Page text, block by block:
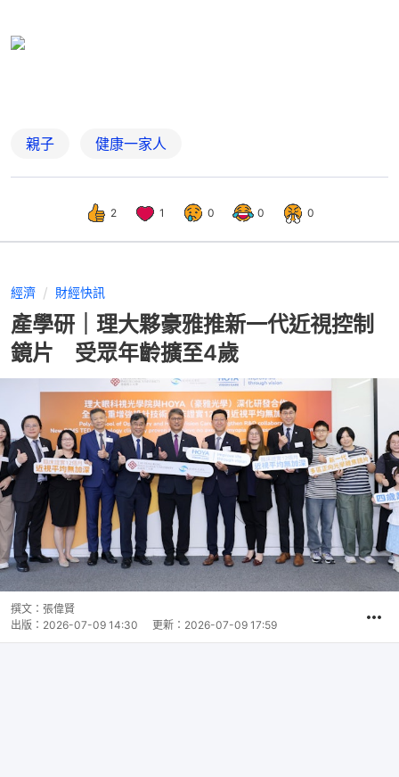
親子 健康一家人
2 1 0 0 0
經濟 財經快訊
產學研｜理大夥豪雅推新一代近視控制
鏡片 受眾年齡擴至4歲
撰文： 張偉賢
出版： 2026-07-09 14:30 更新： 2026-07-09 17:59